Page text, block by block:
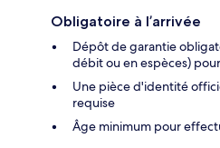
Obligatoire à l’arrivée
Dépôt de garantie
débit ou en espèces)
Une pièce d'identité
requise
Âge minimum pour